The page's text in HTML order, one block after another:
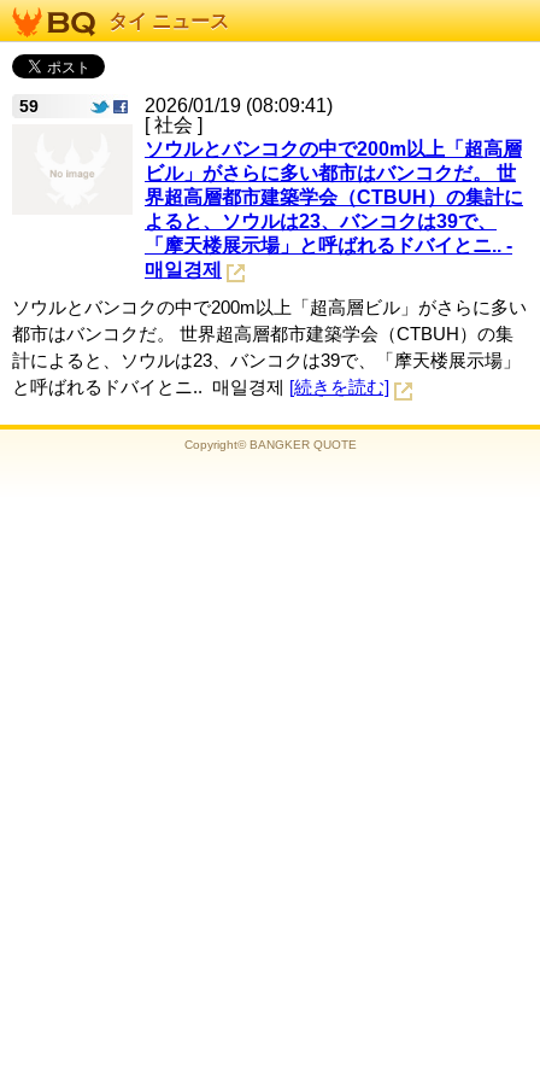
タイ ニュース
59
2026/01/19 (08:09:41)
[ 社会 ]
ソウルとバンコクの中で200m以上「超高層
ビル」がさらに多い都市はバンコクだ。 世
界超高層都市建築学会（CTBUH）の集計に
よると、ソウルは23、バンコクは39で、
「摩天楼展示場」と呼ばれるドバイとニ.. -
매일경제
ソウルとバンコクの中で200m以上「超高層ビル」がさらに多い
都市はバンコクだ。 世界超高層都市建築学会（CTBUH）の集
計によると、ソウルは23、バンコクは39で、「摩天楼展示場」
と呼ばれるドバイとニ.. 매일경제 [続きを読む]
Copyright© BANGKER QUOTE